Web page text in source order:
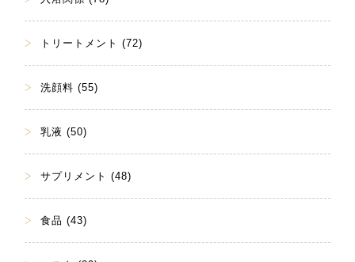
トリートメント (72)
洗顔料 (55)
乳液 (50)
サプリメント (48)
食品 (43)